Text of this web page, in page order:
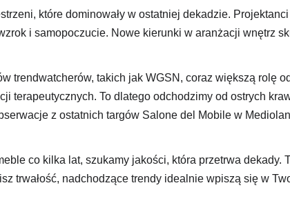
które dominowały w ostatniej dekadzie.
i samopoczucie. Nowe kierunki w aranżacji wnętrz
trendwatcherów, takich jak WGSN, coraz większą rolę
terapeutycznych. To dlatego odchodzimy od ostrych
z ostatnich targów Salone del Mobile w
co kilka lat, szukamy jakości, która przetrwa dekady.
trwałość, nadchodzące trendy idealnie wpiszą się w